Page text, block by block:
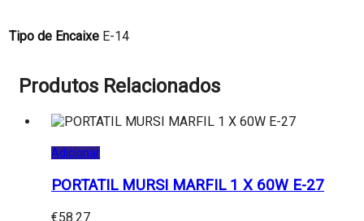
Tipo de Encaixe E-14
Produtos Relacionados
Adicionar
PORTATIL MURSI MARFIL 1 X 60W E-27
€58.27